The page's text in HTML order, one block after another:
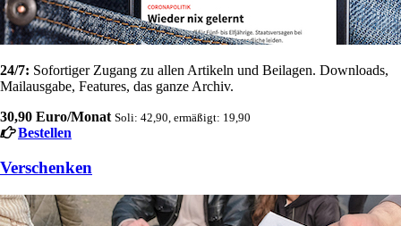
24/7: Sofortiger Zugang zu allen Artikeln und Beilagen. Downloads,
Mailausgabe, Features, das ganze Archiv.
30,90 Euro/Monat Soli: 42,90, ermäßigt: 19,90
Bestellen
Verschenken